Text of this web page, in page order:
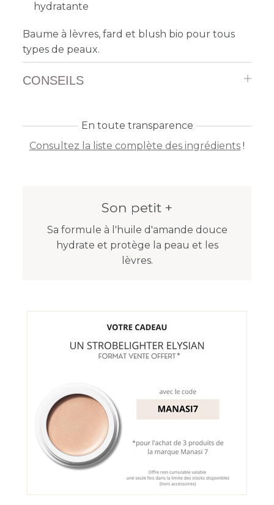
hydratante
Baume à lèvres, fard et blush bio pour tous
types de peaux.
CONSEILS
En toute transparence
Consultez la liste complète des ingrédients !
Son petit +
Sa formule à l'huile d'amande douce
hydrate et protège la peau et les
lèvres.